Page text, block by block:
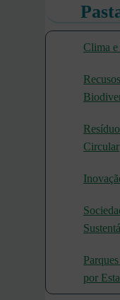
Clima e
Circular
por